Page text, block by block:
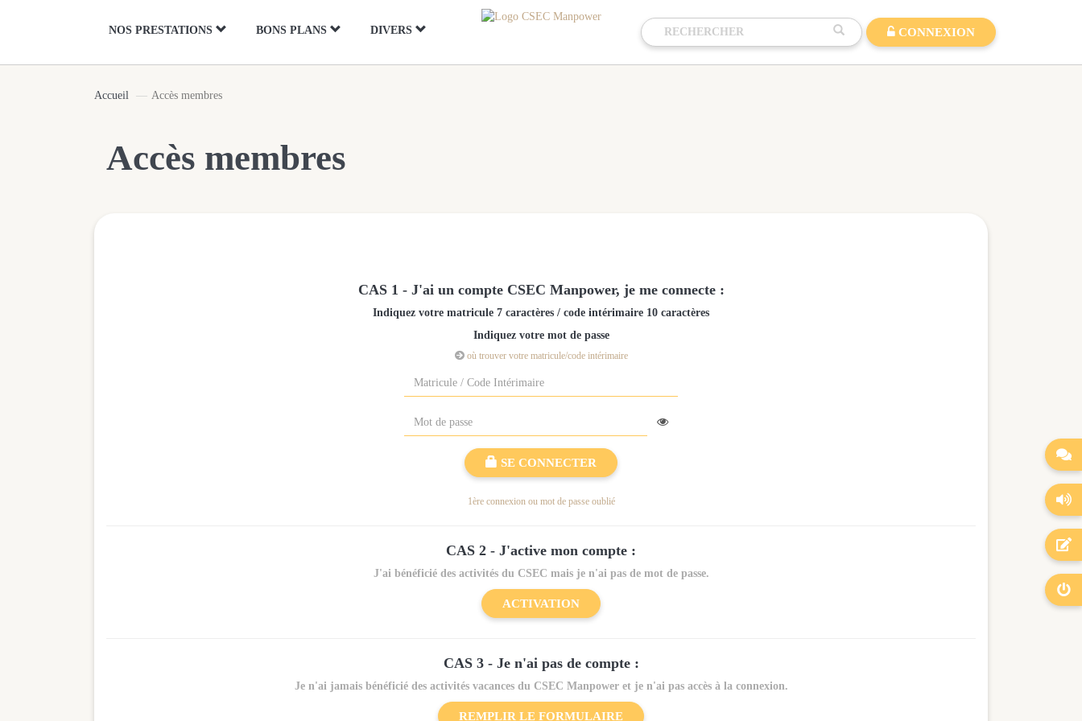
NOS PRESTATIONS BONS PLANS DIVERS CONNEXION
Accueil Accès membres
Accès membres
CAS 1 - J'ai un compte CSEC Manpower, je me connecte :
Indiquez votre matricule 7 caractères / code intérimaire 10 caractères
Indiquez votre mot de passe
 où trouver votre matricule/code intérimaire
SE CONNECTER
1ère connexion ou mot de passe oublié
CAS 2 - J'active mon compte :
J'ai bénéficié des activités du CSEC mais je n'ai pas de mot de passe.
ACTIVATION
CAS 3 - Je n'ai pas de compte :
Je n'ai jamais bénéficié des activités vacancesdu CSEC Manpower et je n'ai pas accès à la connexion.
REMPLIR LE FORMULAIRE



